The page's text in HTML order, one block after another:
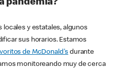
pandemia?
locales y estatales, algunos
sus horarios. Estamos
de McDonald's durante
monitoreando muy de cerca